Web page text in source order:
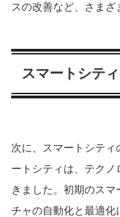
スの改善など、さまざ
スマートシテ
次に、スマートシテ
ートシティは、テク
きました。初期のス
チャの自動化と最適化